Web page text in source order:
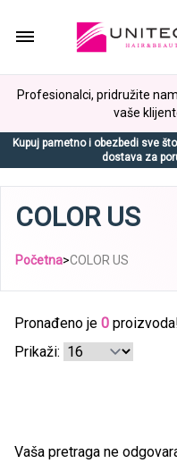
Profesionalci, pridružite
vaše
Kupuj pametno i obezbedi sve
dostava za
COLOR US
Početna>COLOR US
Pronađeno je 0
Prikaži:
Vaša pretraga ne